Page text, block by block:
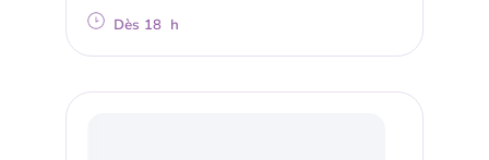
Dès 18 h